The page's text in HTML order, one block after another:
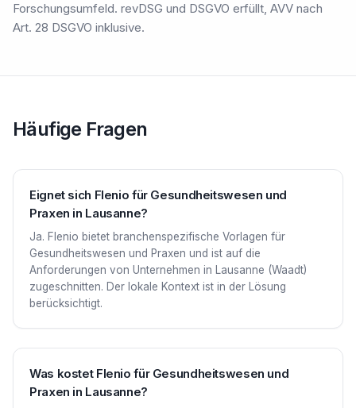
Forschungsumfeld. revDSG und DSGVO erfüllt, AVV nach
Art. 28 DSGVO inklusive.
Häufige Fragen
Eignet sich Flenio für Gesundheitswesen und
Praxen in Lausanne?
Ja. Flenio bietet branchenspezifische Vorlagen für
Gesundheitswesen und Praxen und ist auf die
Anforderungen von Unternehmen in Lausanne (Waadt)
zugeschnitten. Der lokale Kontext ist in der Lösung
berücksichtigt.
Was kostet Flenio für Gesundheitswesen und
Praxen in Lausanne?